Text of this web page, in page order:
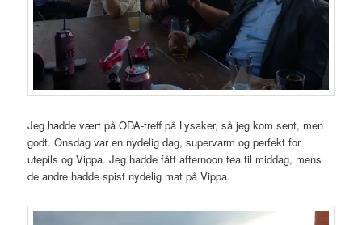
Jeg hadde vært på ODA-treff på Lysaker, så jeg kom sent, men
godt. Onsdag var en nydelig dag, supervarm og perfekt for
utepils og Vippa. Jeg hadde fått afternoon tea til middag, mens
de andre hadde spist nydelig mat på Vippa.